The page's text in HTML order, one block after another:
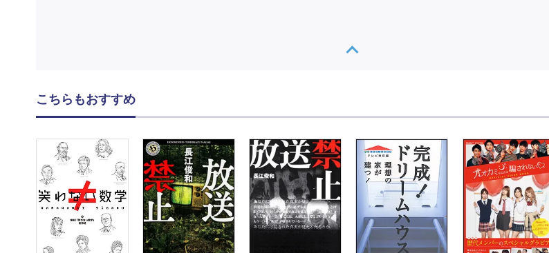
こちらもおすすめ